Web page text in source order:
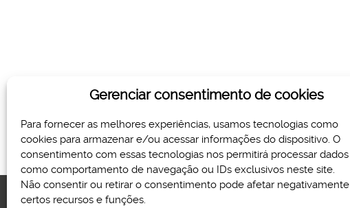
Gerenciar consentimento de cookies
Para fornecer as melhores experiências, usamos tecnologias como
cookies para armazenar e/ou acessar informações do dispositivo. O
consentimento com essas tecnologias nos permitirá processar dados
como comportamento de navegação ou IDs exclusivos neste site.
Não consentir ou retirar o consentimento pode afetar negativamente
certos recursos e funções.